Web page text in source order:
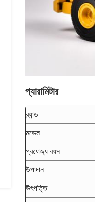
প্যারামিটার
ব্র্যান্ড
মডেল
প্রযোজ্য বয়স
উপাদান
উৎপত্তি